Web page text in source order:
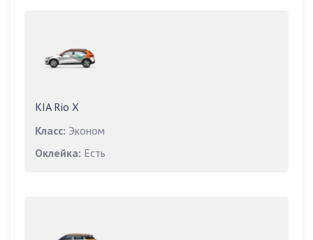
KIA Rio X
Класс: Эконом
Оклейка: Есть